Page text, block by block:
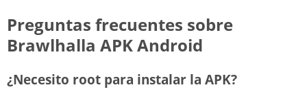
Preguntas frecuentes sobre
Brawlhalla APK Android
¿Necesito root para instalar la APK?